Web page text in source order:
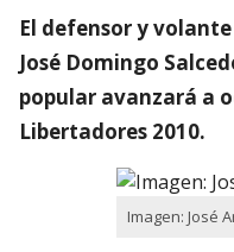
El defensor y
José Domingo
popular avanzará a
Libertadores 2010.
Imagen: José